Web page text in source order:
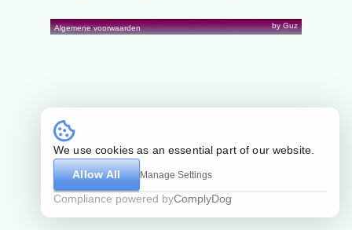
Algemene voorwaarden by Guz
We use cookies as an essential part of our website.
Allow All
Manage Settings
Compliance powered byComplyDog